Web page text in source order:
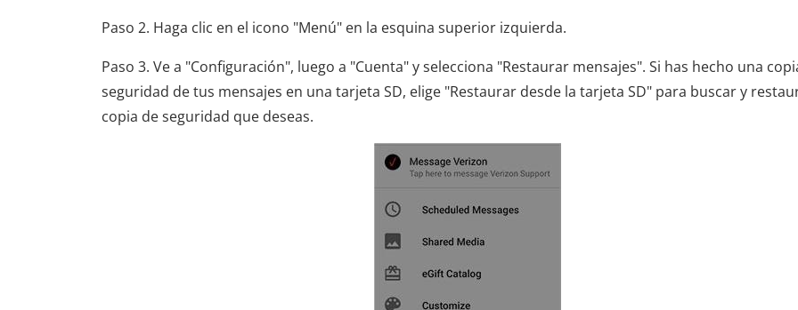
Paso 2. Haga clic en el icono "Menú" en la esquina superior izquierda.
Paso 3. Ve a "Configuración", luego a "Cuenta" y selecciona "Restaurar mensajes". Si has hecho una
seguridad de tus mensajes en una tarjeta SD, elige "Restaurar desde la tarjeta SD" para buscar y
copia de seguridad que deseas.